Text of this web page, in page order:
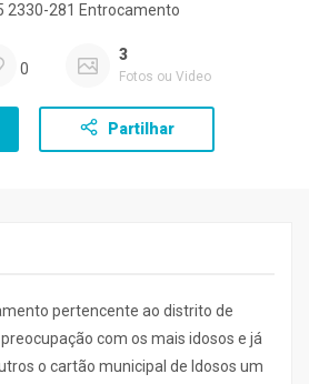
2330-281 Entrocamento
0
3
Fotos ou Video
Partilhar
pertencente ao distrito de
com os mais idosos e já
o cartão municipal de Idosos um